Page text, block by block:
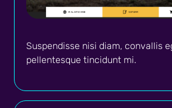
Suspendisse nisi diam, convallis
pellentesque tincidunt mi.